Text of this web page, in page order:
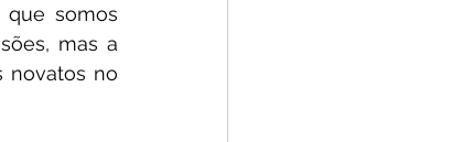
que somos
mas a
novatos no